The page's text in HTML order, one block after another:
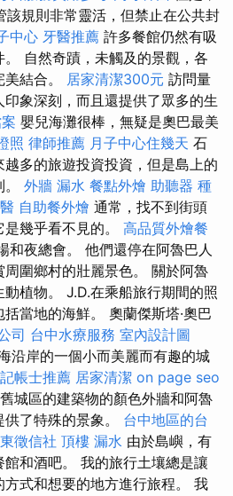
規則非常靈活，但禁止在公共封
中心 牙醫推薦 許多餐館仍然有吸
自然奇蹟，未觸及的景觀，各
結合。
居家清潔300元 訪問量
象深刻，而且還提供了眾多的生
嬰兒海灘很棒，無疑是奧巴最美
照 律師推薦 月子中心住幾天 石
多的旅遊投資投資，但是島上的
外牆 漏水 餐點外燴 助聽器 種
自助餐外燴 通常，找不到街頭
幾乎看不見的。 高品質外燴餐
和夜總會。 他們還停在阿魯巴人
圍鄉村的壯麗景色。 關於阿魯
植物。 J.D.在乘船旅行期間的照
當地的海鮮。 奧蘭傑斯塔·奧巴
司 台中水療服務 室內設計圖
沿岸的一個小而美麗而有趣的城
帳士推薦 居家清潔 on page seo
舊城區的建築物的顏色外牆和阿魯
了特殊的景象。 台中地區的台
徵信社 頂樓 漏水 由於島嶼，有
和酒吧。 我的旅行土壤總是讓
式和想要的地方進行旅程。 我